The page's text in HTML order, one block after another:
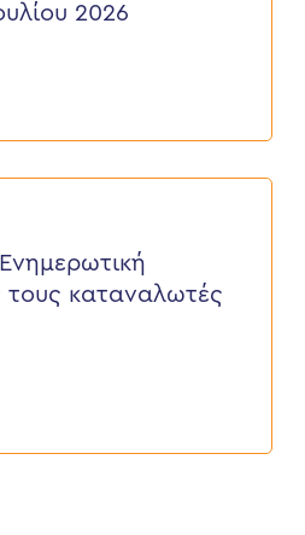
2026
τους καταναλωτές